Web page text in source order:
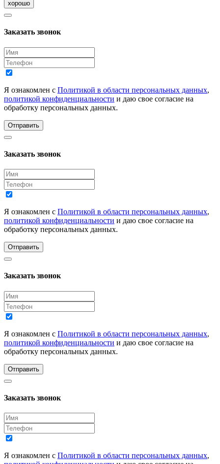
хорошо
Заказать звонок
Я ознакомлен с Политикой в области персональных данных,
политикой конфиденциальности и даю свое согласие на
обработку персональных данных.
Отправить
Заказать звонок
Я ознакомлен с Политикой в области персональных данных,
политикой конфиденциальности и даю свое согласие на
обработку персональных данных.
Отправить
Заказать звонок
Я ознакомлен с Политикой в области персональных данных,
политикой конфиденциальности и даю свое согласие на
обработку персональных данных.
Отправить
Заказать звонок
Я ознакомлен с Политикой в области персональных данных,